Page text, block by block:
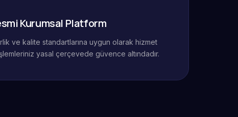
Kurumsal Platform
ve kalite standartlarına uygun olarak hizmet
yasal çerçevede güvence altındadır.